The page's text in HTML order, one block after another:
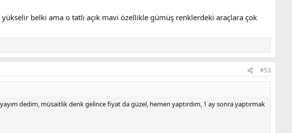
belki ama o tatlı açık mavi özellikle gümüş renklerdeki araçlara çok
#53
dedim, müsaitlik denk gelince fiyat da güzel, hemen yaptırdım, 1 ay sonra yaptırmak